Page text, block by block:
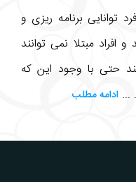
توانایی برنامه ریزی و
افراد مبتلا نمی توانند
حتی با وجود این که
... ادامه مطلب